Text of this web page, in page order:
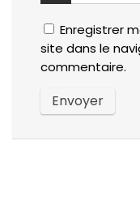
Enregistrer
site dans le
commentaire.